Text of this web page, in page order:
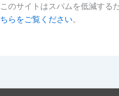
このサイトはスパムを低減する
ちらをご覧ください。